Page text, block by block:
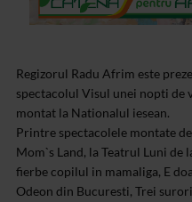
Regizorul Radu Afrim este
spectacolul Visul unei nopti de
montat la Nationalul iesean.
Printre spectacolele montate
Mom`s Land, la Teatrul Luni de
fierbe copilul in mamaliga, E
Odeon din Bucuresti, Trei